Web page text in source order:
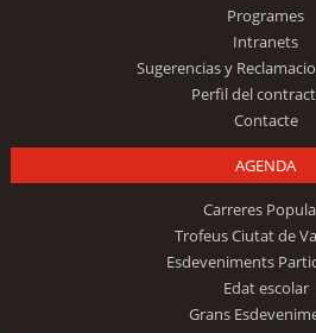
Programes
Intranets
Sugerencias y
Perfil del
Contacte
AGENDA
Carreres
Trofeus Ciutat de
Esdeveniments
Edat escolar
Grans